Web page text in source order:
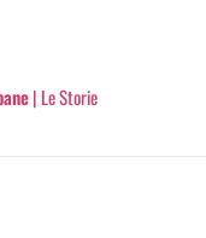
| Le Storie